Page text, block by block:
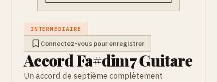
INTERMÉDIAIRE
Connectez-vous pour enregistrer
Accord Fa#dim7 Guitare
Un accord de septième complètement